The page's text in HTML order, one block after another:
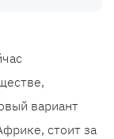
вариант
стоит за